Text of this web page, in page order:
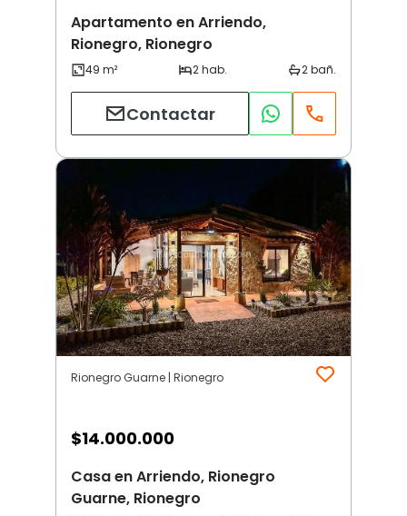
Apartamento en Arriendo,
Rionegro, Rionegro
Contactar
Rionegro Guarne | Rionegro
$14.000.000
Casa en Arriendo, Rionegro
Guarne, Rionegro